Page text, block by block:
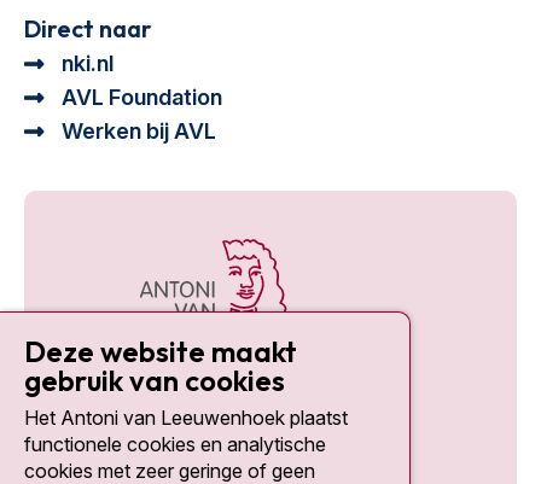
Direct naar
nki.nl
AVL Foundation
Werken bij AVL
Social media
Deze website maakt
gebruik van cookies
Het Antoni van Leeuwenhoek plaatst
functionele cookies en analytische
cookies met zeer geringe of geen